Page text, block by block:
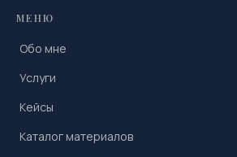
МЕНЮ
Обо мне
Услуги
Кейсы
Каталог материалов